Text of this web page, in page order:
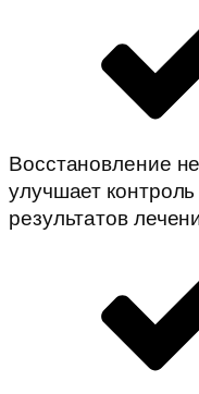
Восстановление
улучшает
результатов